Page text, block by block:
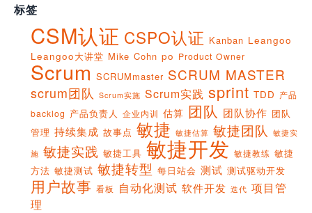
标签
CSM认证 CSPO认证 Kanban Leangoo
Leangoo大讲堂 Mike Cohn po Product Owner
Scrum SCRUMmaster SCRUM MASTER
scrum团队 Scrum实施 Scrum实践 sprint TDD 产品
backlog 产品负责人 企业内训 估算 团队 团队协作 团队
管理 持续集成 故事点 敏捷 敏捷估算 敏捷团队 敏捷实
施 敏捷实践 敏捷工具 敏捷开发 敏捷教练 敏捷
方法 敏捷测试 敏捷转型 每日站会 测试 测试驱动开发
用户故事 看板 自动化测试 软件开发 迭代 项目管
理